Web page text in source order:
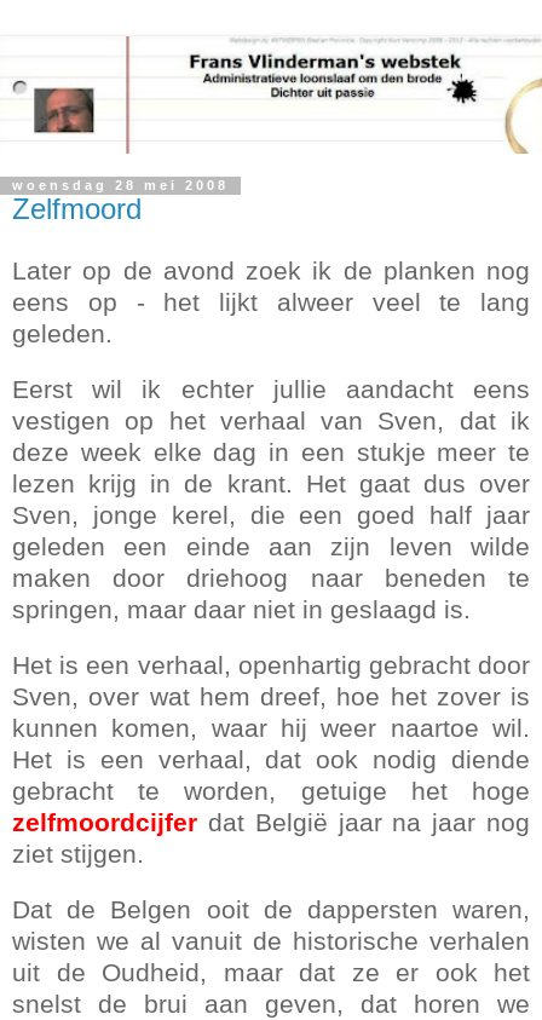
woensdag 28 mei 2008
Zelfmoord
Later op de avond zoek ik de planken nog
eens op - het lijkt alweer veel te lang
geleden.
Eerst wil ik echter jullie aandacht eens
vestigen op het verhaal van Sven, dat ik
deze week elke dag in een stukje meer te
lezen krijg in de krant. Het gaat dus over
Sven, jonge kerel, die een goed half jaar
geleden een einde aan zijn leven wilde
maken door driehoog naar beneden te
springen, maar daar niet in geslaagd is.
Het is een verhaal, openhartig gebracht door
Sven, over wat hem dreef, hoe het zover is
kunnen komen, waar hij weer naartoe wil.
Het is een verhaal, dat ook nodig diende
gebracht te worden, getuige het hoge
zelfmoordcijfer dat België jaar na jaar nog
ziet stijgen.
Dat de Belgen ooit de dappersten waren,
wisten we al vanuit de historische verhalen
uit de Oudheid, maar dat ze er ook het
snelst de brui aan geven, dat horen we